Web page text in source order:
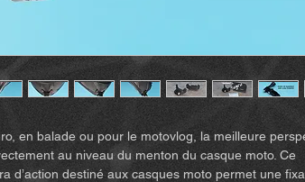
en balade ou pour le motovlog, la meilleure
au niveau du menton du casque moto. Ce
d’action destiné aux casques moto permet une